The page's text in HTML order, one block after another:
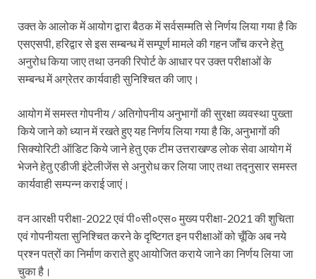
उक्त के आलोक में आयोग द्वारा बैठक में सर्वसम्मति से निर्णय लिया गया है कि
एसएसपी, हरिद्वार से इस सम्बन्ध में सम्पूर्ण मामले की गहन जाँच करने हेतु
अनुरोध किया जाए तथा उनकी रिपोर्ट के आधार पर उक्त परीक्षाओं के
सम्बन्ध में अग्रेतर कार्यवाही सुनिश्चित की जाए।
आयोग में समस्त गोपनीय / अतिगोपनीय अनुभागों की सुरक्षा व्यवस्था पुख्ता
किये जाने को ध्यान में रखते हुए यह निर्णय लिया गया है कि, अनुभागों की
सिक्योरिटी ऑडिट किये जाने हेतु एक टीम उत्तराखण्ड लोक सेवा आयोग में
भेजने हेतु एडीजी इंटेलीजेंस से अनुरोध कर लिया जाए तथा तद्नुसार समस्त
कार्यवाही सम्पन्न कराई जाएं।
वन आरक्षी परीक्षा-2022 एवं पी०सी०एस० मुख्य परीक्षा-2021 की शुचिता
एवं गोपनीयता सुनिश्चित करने के दृष्टिगत इन परीक्षाओं को चूँकि अब नये
प्रश्न पत्रों का निर्माण कराते हुए आयोजित कराये जाने का निर्णय लिया जा
चुका है।